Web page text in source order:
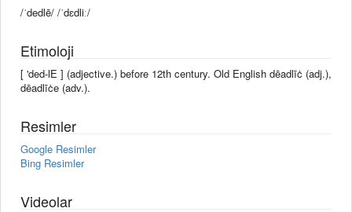
/ˈdedlē/ /ˈdɛdliː/
Etimoloji
[ 'ded-lE ] (adjective.) before 12th century. Old English dēadlīċ (adj.),
dēadlīċe (adv.).
Resimler
Google Resimler
Bing Resimler
Videolar